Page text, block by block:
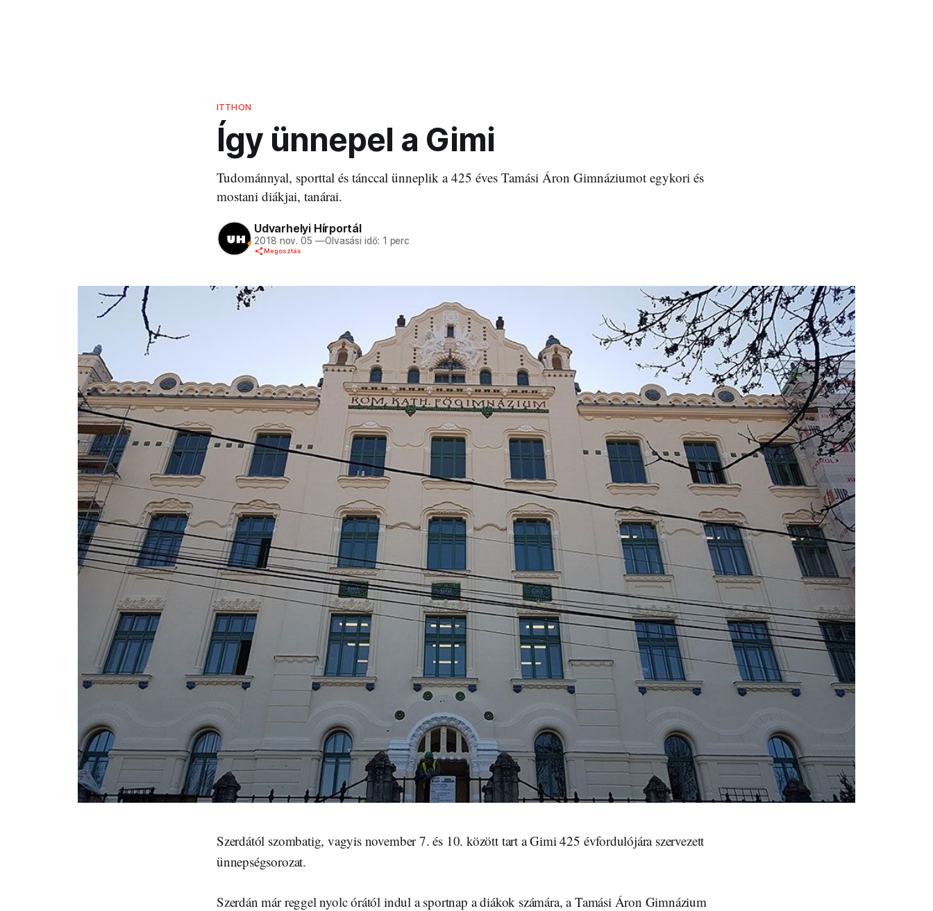
ITTHON
Így ünnepel a Gimi
Tudománnyal, sporttal és tánccal ünneplik a 425 éves Tamási Áron Gimnáziumot egykori és
mostani diákjai, tanárai.
Udvarhelyi Hírportál
2018 nov. 05 —Olvasási idő: 1 perc
Megosztás
Szerdától szombatig, vagyis november 7. és 10. között tart a Gimi 425 évfordulójára szervezett
ünnepségsorozat.
Szerdán már reggel nyolc órától indul a sportnap a diákok számára, a Tamási Áron Gimnázium